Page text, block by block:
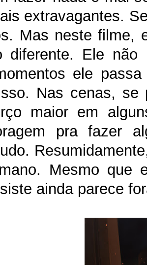
extravagantes.
Mas neste filme,
diferente. Ele
ele
Nas cenas, se
maior em
pra fazer
Mesmo que
ainda parece